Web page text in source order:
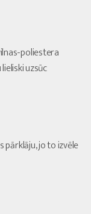
poliestera
uzsūc
pārklāju, jo to izvēle